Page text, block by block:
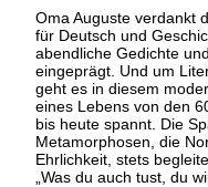
Oma Auguste verdankt
für Deutsch und
abendliche Gedichte
eingeprägt. Und um
geht es in diesem
eines Lebens von den
bis heute spannt. Die
Metamorphosen, die
Ehrlichkeit, stets
„Was du auch tust, du